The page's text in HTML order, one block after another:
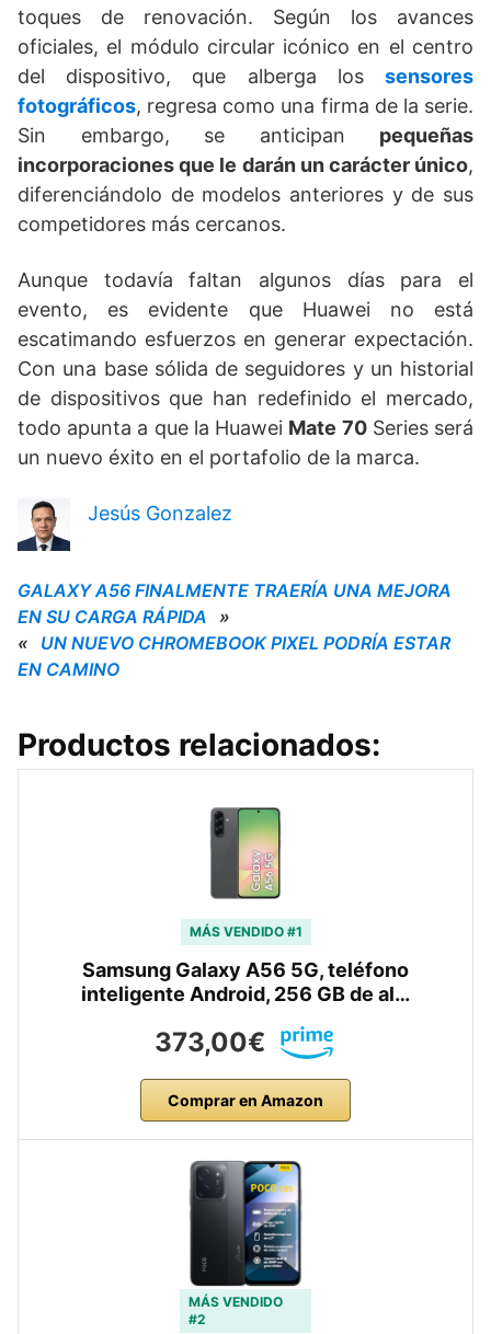
toques de renovación. Según los avances
oficiales, el módulo circular icónico en el centro
del dispositivo, que alberga los sensores
fotográficos, regresa como una firma de la serie.
Sin embargo, se anticipan pequeñas
incorporaciones que le darán un carácter único,
diferenciándolo de modelos anteriores y de sus
competidores más cercanos.
Aunque todavía faltan algunos días para el
evento, es evidente que Huawei no está
escatimando esfuerzos en generar expectación.
Con una base sólida de seguidores y un historial
de dispositivos que han redefinido el mercado,
todo apunta a que la Huawei Mate 70Series será
un nuevo éxito en el portafolio de la marca.
Jesús Gonzalez
GALAXY A56 FINALMENTE TRAERÍA UNA MEJORA
EN SU CARGA RÁPIDA »
«
UN NUEVO CHROMEBOOK PIXEL PODRÍA ESTAR
EN CAMINO
Productos relacionados:
MÁS VENDIDO #1
Samsung Galaxy A56 5G, teléfono
inteligente Android, 256 GB de al…
373,00€
Comprar en Amazon
MÁS VENDIDO
#2